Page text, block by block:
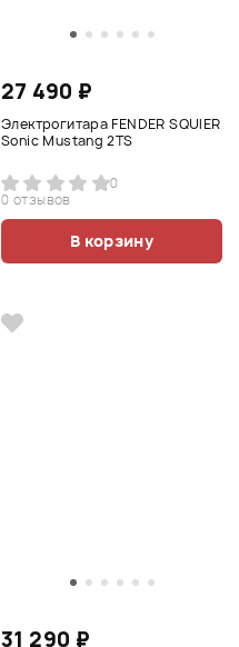
27 490 ₽
Электрогитара FENDER SQUIER
Sonic Mustang 2TS
0
0 отзывов
В корзину
31 290 ₽